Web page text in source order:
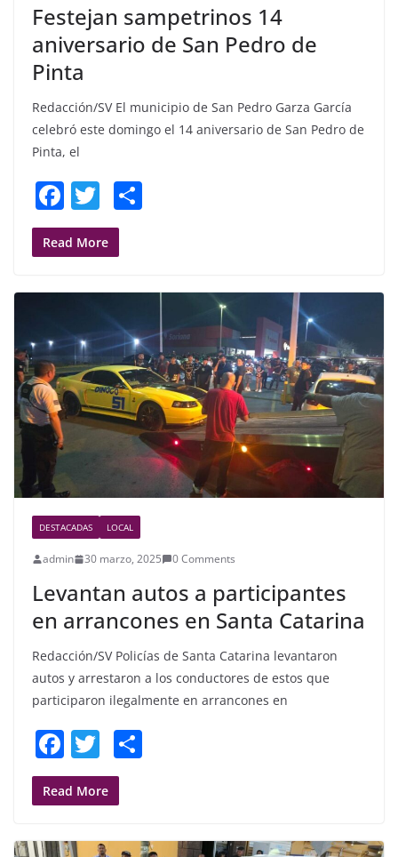
Festejan sampetrinos 14
aniversario de San Pedro de
Pinta
Redacción/SV El municipio de San Pedro Garza García
celebró este domingo el 14 aniversario de San Pedro de
Pinta, el
F
a
c
o
o
k
T
w
itt
Read More
DESTACADAS LOCAL
admin 30 marzo, 2025 0 Comments
Levantan autos a participantes
en arrancones en Santa Catarina
Redacción/SV Policías de Santa Catarina levantaron
autos y arrestaron a los conductores de estos que
participaron ilegalmente en arrancones en
F
a
c
T
w
itt
Read More